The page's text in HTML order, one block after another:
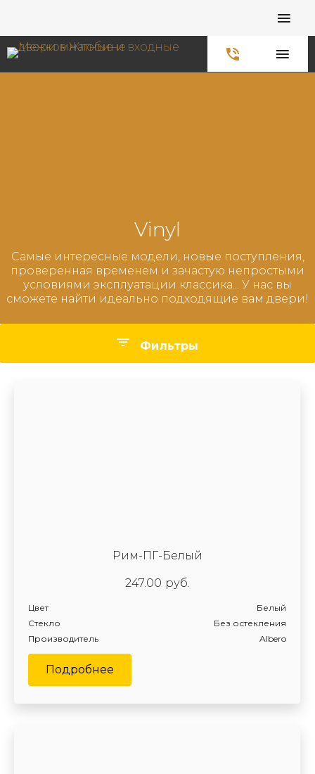
Главная Каталог Межкомнатные
Vinyl
Самые интересные модели, новые поступления,
проверенная временем и зачастую непростыми
условиями эксплуатации классика... У нас вы
сможете найти идеально подходящие вам двери!
Фильтры
Рим-ПГ-Белый
руб.
247.00
Цвет Белый
Производитель Albero
Стекло Без остекления
Подробнее